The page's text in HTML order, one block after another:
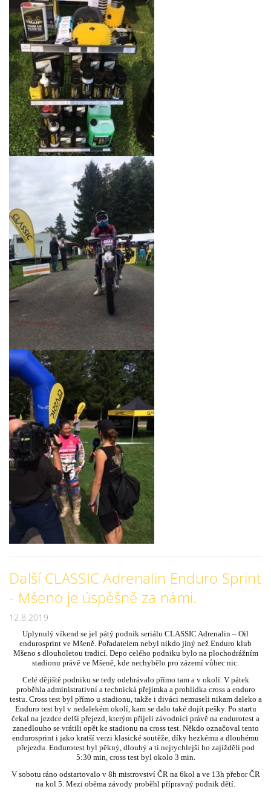
Další CLASSIC Adrenalin Enduro Sprint
- Mšeno je úspěšně za námi.
12.8.2019
Uplynulý víkend se jel pátý podnik seriálu CLASSIC Adrenalin – Oil
endurosprint ve Mšeně. Pořadatelem nebyl nikdo jiný než Enduro klub
Mšeno s dlouholetou tradicí. Depo celého podniku bylo na plochodrážním
stadionu právě ve Mšeně, kde nechybělo pro zázemí vůbec nic.
Celé dějiště podniku se tedy odehrávalo přímo tam a v okolí. V pátek
proběhla administrativní a technická přejímka a prohlídka cross a enduro
testu. Cross test byl přímo u stadionu, takže i diváci nemuseli nikam daleko a
Enduro test byl v nedalekém okolí, kam se dalo také dojít pešky. Po startu
čekal na jezdce delší přejezd, kterým přijeli závodníci právě na endurotest a
zanedlouho se vrátili opět ke stadionu na cross test. Někdo označoval tento
endurosprint i jako kratší verzi klasické soutěže, díky hezkému a dlouhému
přejezdu. Endurotest byl pěkný, dlouhý a ti nejrychlejší ho zajížděli pod
5:30 min, cross test byl okolo 3 min.
V sobotu ráno odstartovalo v 8h mistrovství ČR na 6kol a ve 13h přebor ČR
na kol 5. Mezi oběma závody proběhl přípravný podnik dětí.